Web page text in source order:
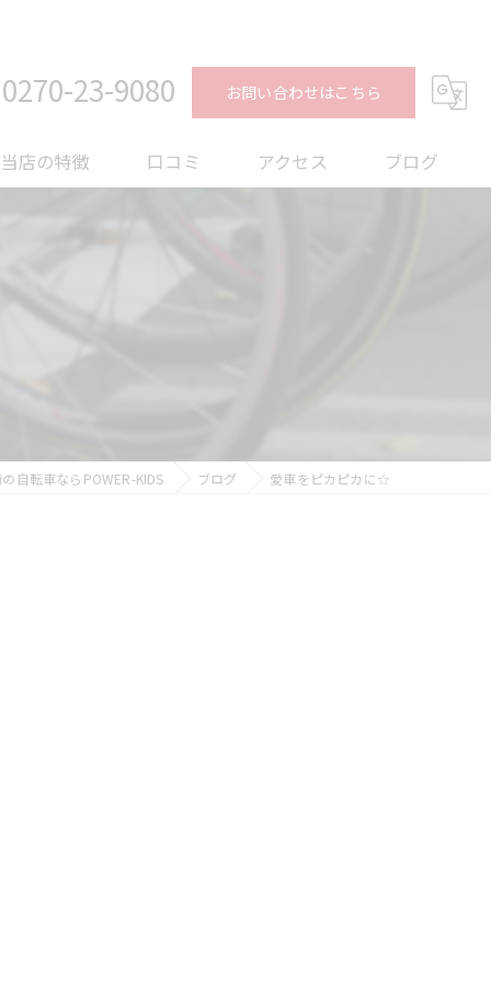
0270-23-9080 お問い合わせはこちら
当店の特徴
フィッティング
口コミ アクセス ブログ
自転車ならPOWER-KIDS ブログ 愛車をピカピカに☆